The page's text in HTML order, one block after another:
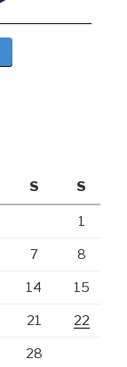
S S
1
7 8
14 15
21 22
28